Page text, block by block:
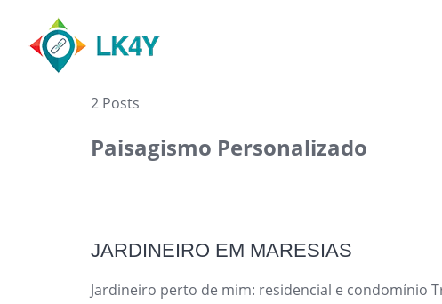
content
2 Posts
Paisagismo Personalizado
JARDINEIRO EM MARESIAS
Jardineiro perto de mim: residencial e condomínio